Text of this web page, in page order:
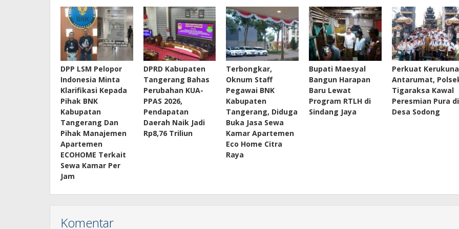
DPP LSM Pelopor
Indonesia Minta
Klarifikasi Kepada
Pihak BNK
Kabupatan
Tangerang Dan
Pihak Manajemen
Apartemen
ECOHOME Terkait
Sewa Kamar Per
Jam
DPRD Kabupaten
Tangerang Bahas
Perubahan KUA-
PPAS 2026,
Pendapatan
Daerah Naik Jadi
Rp8,76 Triliun
Terbongkar,
Oknum Staff
Pegawai BNK
Kabupaten
Tangerang, Diduga
Buka Jasa Sewa
Kamar Apartemen
Eco Home Citra
Raya
Bupati Maesyal
Bangun Harapan
Baru Lewat
Program RTLH di
Sindang Jaya
Perkuat
Antarumat,
Tigaraksa Kawal
Peresmian Pura di
Desa Sodong
Komentar